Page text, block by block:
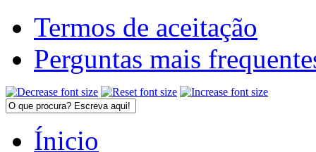
Termos de aceitação
Perguntas mais
Ínicio